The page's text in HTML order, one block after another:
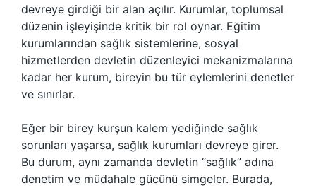
devreye girdiği bir alan açılır. Kurumlar, toplumsal
düzenin işleyişinde kritik bir rol oynar. Eğitim
kurumlarından sağlık sistemlerine, sosyal
hizmetlerden devletin düzenleyici mekanizmalarına
kadar her kurum, bireyin bu tür eylemlerini denetler
ve sınırlar.
Eğer bir birey kurşun kalem yediğinde sağlık
sorunları yaşarsa, sağlık kurumları devreye girer.
Bu durum, aynı zamanda devletin “sağlık” adına
denetim ve müdahale gücünü simgeler. Burada,